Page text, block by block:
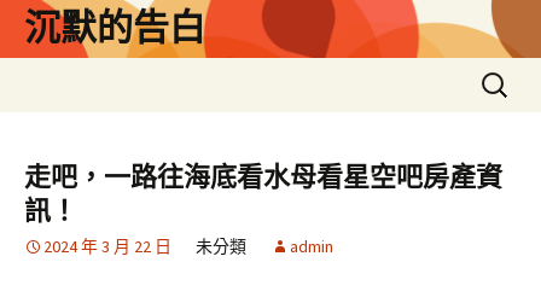
沉默的告白
搜
尋
鍵
字:
走吧，一路往海底看水母看星空吧房產資
訊！
2024 年 3 月 22 日 未分類 admin